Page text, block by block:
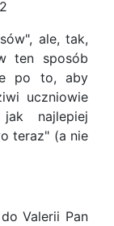
ale, tak,
ten sposób
po to, aby
uczniowie
najlepiej
teraz" (a nie
Valerii Pan